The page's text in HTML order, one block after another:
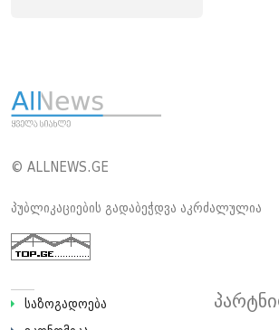
© ALLNEWS.GE
პუბლიკაციების გადაბეჭდვა აკრძალულია
საზოგადოება